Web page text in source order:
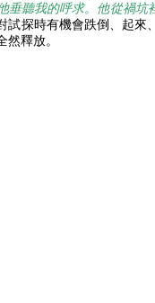
垂聽我的呼求。他從禍
試探時有機會跌倒、起來
釋放。